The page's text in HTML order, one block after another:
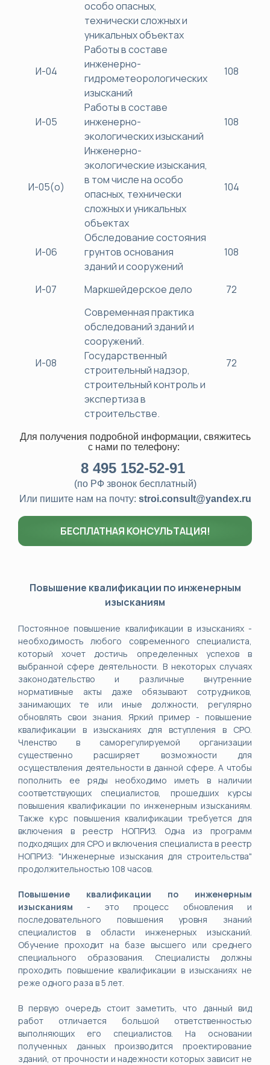
особо опасных,
технически сложных и
уникальных объектах
И-04
Работы в составе
инженерно-
гидрометеорологических
изысканий
108
И-05
Работы в составе
инженерно-
экологических изысканий
108
И-05(о)
Инженерно-
экологические изыскания,
в том числе на особо
опасных, технически
сложных и уникальных
объектах
104
И-06
Обследование состояния
грунтов основания
зданий и сооружений
108
И-07 Маркшейдерское дело 72
И-08
Современная практика
обследований зданий и
сооружений.
Государственный
строительный надзор,
строительный контроль и
экспертиза в
строительстве.
72
Для получения подробной информации, свяжитесь
с нами по телефону:
8 495 152-52-91
(по РФ звонок бесплатный)
Или пишите нам на почту: stroi.consult@yandex.ru
БЕСПЛАТНАЯ КОНСУЛЬТАЦИЯ!
Повышение квалификации по инженерным
изысканиям
Постоянное повышение квалификации в изысканиях -
необходимость любого современного специалиста,
который хочет достичь определенных успехов в
выбранной сфере деятельности. В некоторых случаях
законодательство и различные внутренние
нормативные акты даже обязывают сотрудников,
занимающих те или иные должности, регулярно
обновлять свои знания. Яркий пример - повышение
квалификации в изысканиях для вступления в СРО.
Членство в саморегулируемой организации
существенно расширяет возможности для
осуществления деятельности в данной сфере. А чтобы
пополнить ее ряды необходимо иметь в наличии
соответствующих специалистов, прошедших курсы
повышения квалификации по инженерным изысканиям.
Также курс повышения квалификации требуется для
включения в реестр НОПРИЗ. Одна из программ
подходящих для СРО и включения специалиста в реестр
НОПРИЗ: "Инженерные изыскания для строительства"
продолжительностью 108 часов.
Повышение квалификации по инженерным
изысканиям - это процесс обновления и
последовательного повышения уровня знаний
специалистов в области инженерных изысканий.
Обучение проходит на базе высшего или среднего
специального образования. Специалисты должны
проходить повышение квалификации в изысканиях не
реже одного раза в 5 лет.
В первую очередь стоит заметить, что данный вид
работ отличается большой ответственностью
выполняющих его специалистов. На основании
полученных данных производится проектирование
зданий, от прочности и надежности которых зависит не